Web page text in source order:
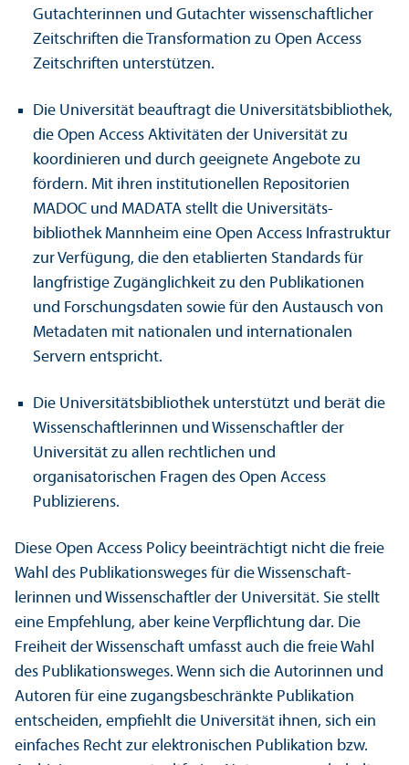
Gutachterinnen und Gutachter wissenschaft­licher
Zeitschriften die Trans­formation zu Open Access
Zeitschriften unter­stützen.
Die Universität beauftragt die Universitäts­bibliothek,
die Open Access Aktivitäten der Universität zu
koordinieren und durch geeignete Angebote zu
fördern. Mit ihren institutionellen Repositorien
MADOC und MADATA stellt die Universitäts­
bibliothek Mannheim eine Open Access Infrastruktur
zur Verfügung, die den etablierten Standards für
langfristige Zugänglichkeit zu den Publikationen
und Forschungs­daten sowie für den Austausch von
Metadaten mit nationalen und internationalen
Servern entspricht.
Die Universitäts­bibliothek unter­stützt und berät die
Wissenschaft­lerinnen und Wissenschaft­ler der
Universität zu allen rechtlichen und
organisatorischen Fragen des Open Access
Publizierens.
Diese Open Access Policy beeinträchtigt nicht die freie
Wahl des Publikations­weges für die Wissenschaft­
lerinnen und Wissenschaft­ler der Universität. Sie stellt
eine Empfehlung, aber keine Verpflichtung dar. Die
Freiheit der Wissenschaft umfasst auch die freie Wahl
des Publikations­weges. Wenn sich die Autorinnen und
Autoren für eine zugangsbeschränkte Publikation
entscheiden, empfiehlt die Universität ihnen, sich ein
einfaches Recht zur elektronischen Publikation bzw.